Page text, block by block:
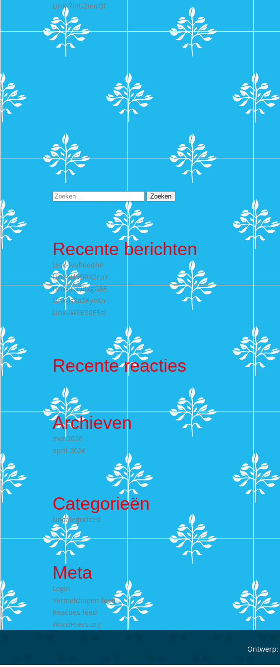
Link-7inU2ieqQt
Zoeken
Recente berichten
Link-lVefI6edhP
Link-v49BRX2cpY
Link-u1QItxgG6E
Link-IsSaZ6yeXn
Link-lW8698E5sJ
Recente reacties
Archieven
mei 2026
april 2026
Categorieën
Uncategorized
Meta
Login
Vermeldingen feed
Reacties feed
WordPress.org
Ontwerp: